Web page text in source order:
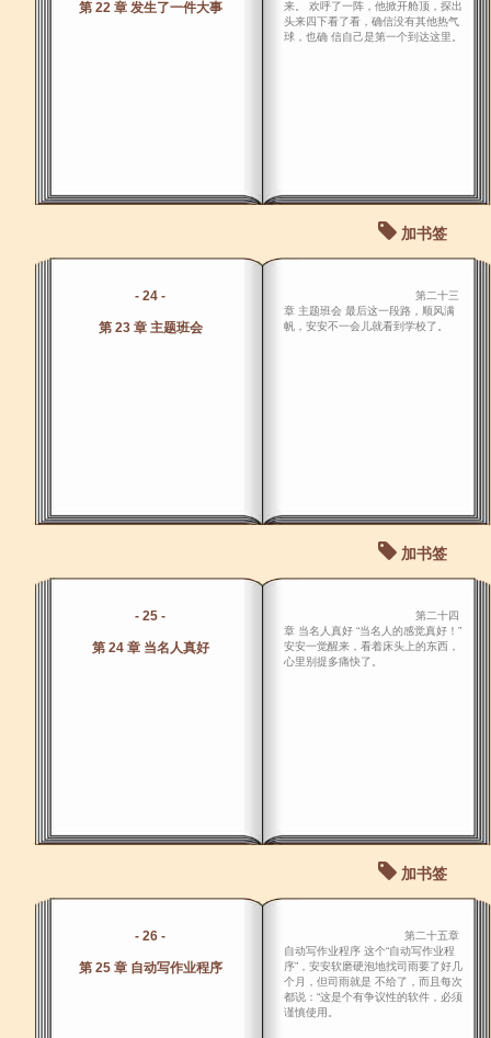
第 22 章 发生了一件大事
来。 欢呼了一阵，他掀开舱顶，探出
头来四下看了看，确信没有其他热气
球，也确 信自己是第一个到达这里。
加书签
- 24 -
第 23 章 主题班会
第二十三
章 主题班会 最后这一段路，顺风满
帆，安安不一会儿就看到学校了。
加书签
- 25 -
第 24 章 当名人真好
第二十四
章 当名人真好 “当名人的感觉真好！”
安安一觉醒来，看着床头上的东西，
心里别提多痛快了。
加书签
- 26 -
第 25 章 自动写作业程序
第二十五章
自动写作业程序 这个“自动写作业程
序”，安安软磨硬泡地找司雨要了好几
个月，但司雨就是 不给了，而且每次
都说：“这是个有争议性的软件，必须
谨慎使用。